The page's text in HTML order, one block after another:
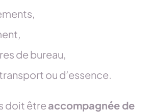
de bureau,
ou d’essence.
doit être accompagnée de